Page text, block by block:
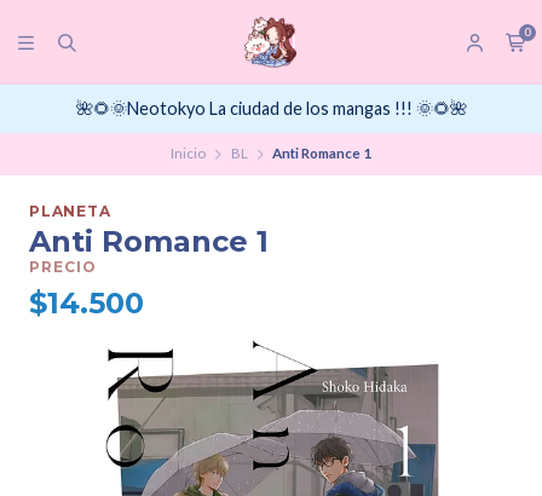
0
🌺🌻🌞Neotokyo La ciudad de los mangas !!! 🌞🌻🌺
Inicio BL Anti Romance 1
PLANETA
Anti Romance 1
PRECIO
$14.500